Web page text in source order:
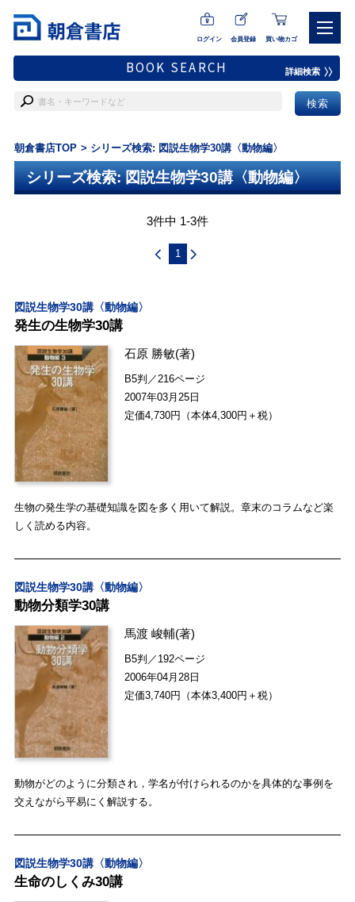
ログイン 会員登録 買い物カゴ
BOOK SEARCH 詳細検索
朝倉書店TOP シリーズ検索: 図説生物学30講〈動物編〉
シリーズ検索: 図説生物学30講〈動物編〉
3件中 1-3件
1
図説生物学30講〈動物編〉
発生の生物学30講
石原 勝敏(著)
B5判／216ページ
2007年03月25日
定価4,730円（本体4,300円＋税）
生物の発生学の基礎知識を図を多く用いて解説。章末のコラムなど楽
しく読める内容。
図説生物学30講〈動物編〉
動物分類学30講
馬渡 峻輔(著)
B5判／192ページ
2006年04月28日
定価3,740円（本体3,400円＋税）
動物がどのように分類され，学名が付けられるのかを具体的な事例を
交えながら平易にく解説する。
図説生物学30講〈動物編〉
生命のしくみ30講